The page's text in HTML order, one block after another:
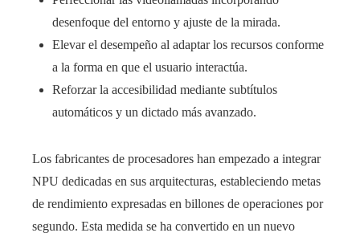
desenfoque del entorno y ajuste de la mirada.
Elevar el desempeño al adaptar los recursos conforme
a la forma en que el usuario interactúa.
Reforzar la accesibilidad mediante subtítulos
automáticos y un dictado más avanzado.
Los fabricantes de procesadores han empezado a integrar
NPU dedicadas en sus arquitecturas, estableciendo metas
de rendimiento expresadas en billones de operaciones por
segundo. Esta medida se ha convertido en un nuevo